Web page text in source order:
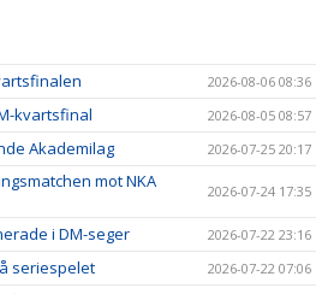
2026-08-06 08:36
kvartsfinal 2026-08-05 08:57
Akademilag 2026-07-25 20:17
mot NKA
2026-07-24 17:35
i DM-seger 2026-07-22 23:16
seriespelet 2026-07-22 07:06